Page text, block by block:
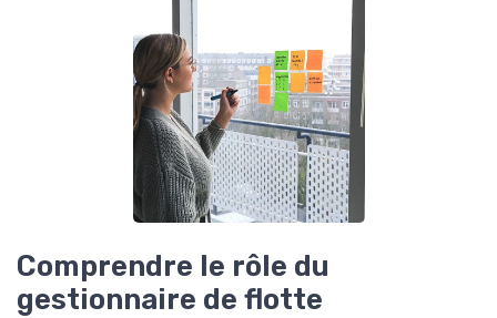
Comprendre le rôle du
gestionnaire de flotte